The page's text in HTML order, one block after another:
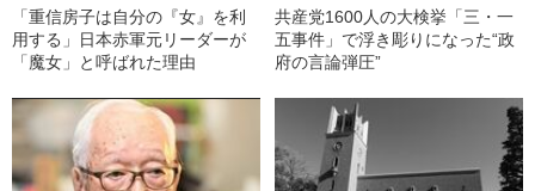
「重信房子は自分の『女』を利
用する」日本赤軍元リーダーが
「魔女」と呼ばれた理由
共産党1600人の大検挙「三・一
五事件」で浮き彫りになった“政
府の言論弾圧”